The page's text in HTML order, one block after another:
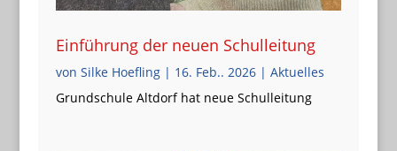
Einführung der neuen Schulleitung
von Silke Hoefling| 16. Feb.. 2026| Aktuelles
Grundschule Altdorf hat neue Schulleitung